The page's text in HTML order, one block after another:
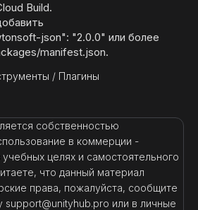
Build.
json": "2.0.0" или более
manifest.json.
/ Плагины
собственностью
в коммерции -
целях и самостоятельного
что данный материал
права, пожалуйста, сообщите
support@unityhub.pro или в личные